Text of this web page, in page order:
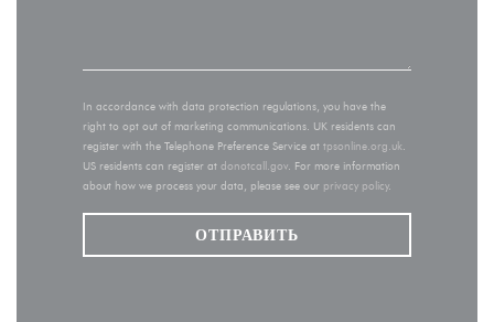
In accordance with data protection regulations, you have the
right to opt out of marketing communications. UK residents can
register with the Telephone Preference Service at tpsonline.org.uk.
US residents can register at donotcall.gov. For more information
about how we process your data, please see our privacy policy.